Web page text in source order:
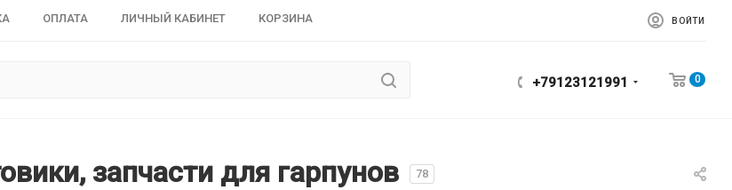
ОПЛАТА ЛИЧНЫЙ КАБИНЕТ КОРЗИНА ВОЙТИ
+79123121991 0
запчасти для гарпунов 78